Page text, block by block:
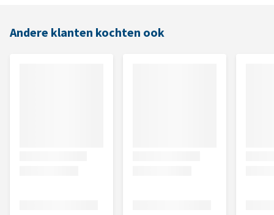
Andere klanten kochten ook